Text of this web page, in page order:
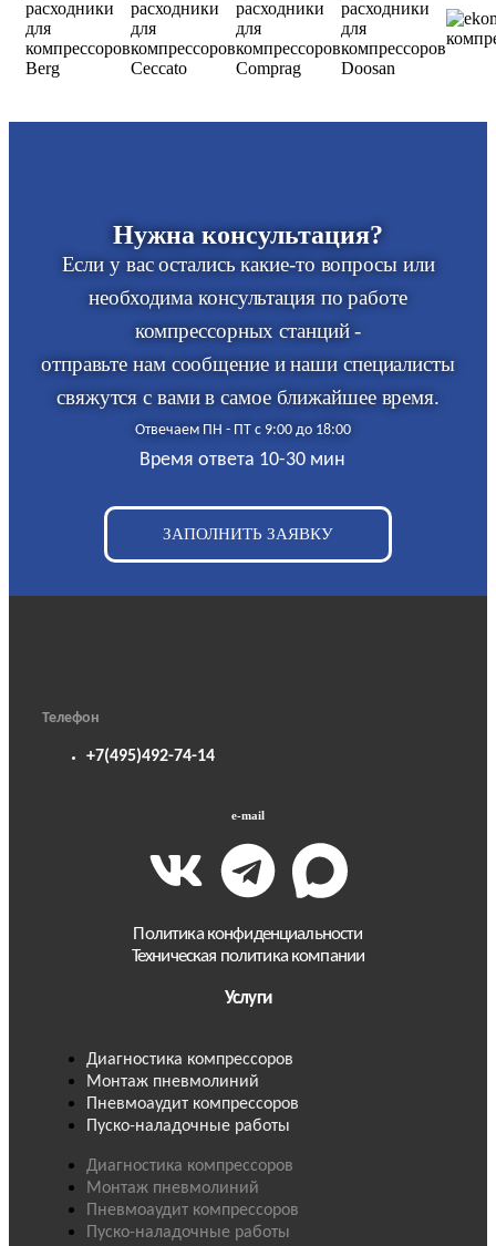
Нужна консультация?
Если у вас остались какие-то вопросы или
необходима консультация по работе
компрессорных станций -
отправьте нам сообщение и наши специалисты
свяжутся с вами в самое ближайшее время.
Отвечаем ПН - ПТ с 9:00 до 18:00
Время ответа 10-30 мин
ЗАПОЛНИТЬ ЗАЯВКУ
Телефон
+7(495)492-74-14
e-mail
Политика конфиденциальности
Техническая политика компании
Услуги
Диагностика компрессоров
Монтаж пневмолиний
Пневмоаудит компрессоров
Пуско-наладочные работы
Диагностика компрессоров
Монтаж пневмолиний
Пневмоаудит компрессоров
Пуско-наладочные работы